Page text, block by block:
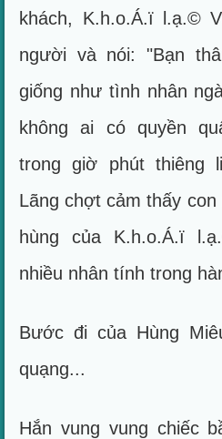
khách, K.h.o.Á.ï l.ạ.©
người và nói: "Bạn
giống như tình nhân
không ai có quyền
trong giờ phút thiêng
Lãng chợt cảm thấy
hùng của K.h.o.Á.ï
nhiều nhân tính trong
Bước đi của Hùng
quạng...
Hắn vung vung chiếc